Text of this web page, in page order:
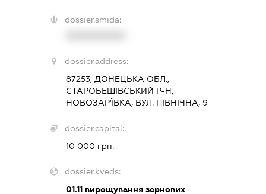
dossier.smida:
dossier.address:
87253, ДОНЕЦЬКА ОБЛ.,
СТАРОБЕШІВСЬКИЙ Р-Н,
НОВОЗАР'ЇВКА, ВУЛ. ПІВНІЧНА, 9
dossier.capital:
10 000 грн.
dossier.kveds:
01.11 вирощування зернових